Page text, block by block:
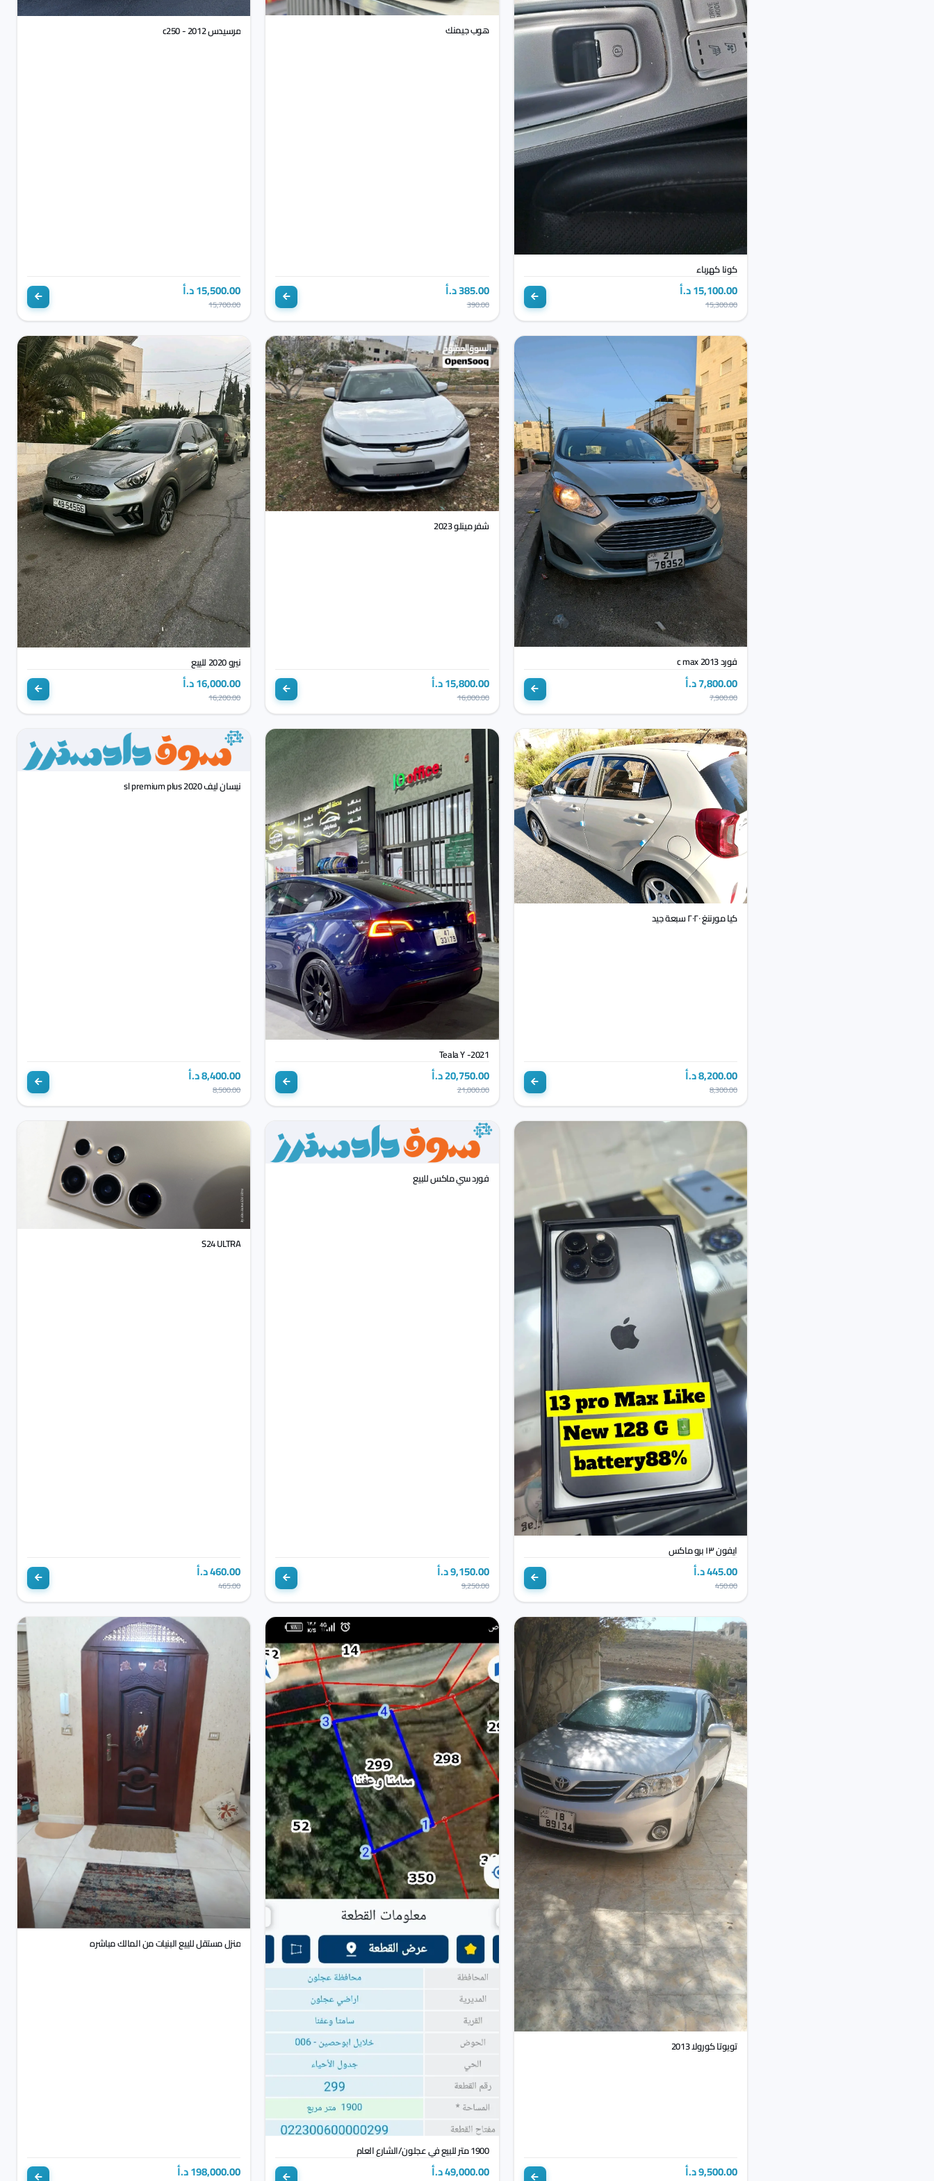
كونا كهرباء
15,100.00 د.أ
15,300.00
هوب جيمنك
385.00 د.أ
390.00
مرسيدس c250 - 2012
15,500.00 د.أ
15,700.00
فورد c max 2013
7,800.00 د.أ
7,900.00
شفر مينلو 2023
15,800.00 د.أ
16,000.00
نيرو 2020 للييع
16,000.00 د.أ
16,200.00
كيا مورننغ ٢٠٢٠ سبعة جيد
8,200.00 د.أ
8,300.00
Teala Y -2021
20,750.00 د.أ
21,000.00
نيسان ليف 2020 sl premium plus
8,400.00 د.أ
8,500.00
ايفون ١٣ برو ماكس
445.00 د.أ
450.00
فورد سي ماكس للبيع
9,150.00 د.أ
9,250.00
S24 ULTRA
460.00 د.أ
465.00
تويوتا كورولا 2013
9,500.00 د.أ
1900 متر للبيع في عجلون/الشارع العام
49,000.00 د.أ
منزل مستقل للييع البنيات من المالك مباشره
198,000.00 د.أ